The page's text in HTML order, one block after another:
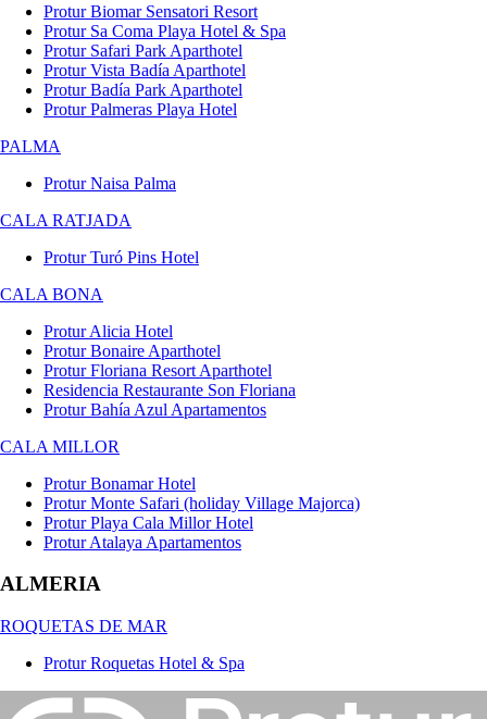
Protur Biomar Sensatori Resort
Protur Sa Coma Playa Hotel & Spa
Protur Safari Park Aparthotel
Protur Vista Badía Aparthotel
Protur Badía Park Aparthotel
Protur Palmeras Playa Hotel
PALMA
Protur Naisa Palma
CALA RATJADA
Protur Turó Pins Hotel
CALA BONA
Protur Alicia Hotel
Protur Bonaire Aparthotel
Protur Floriana Resort Aparthotel
Residencia Restaurante Son Floriana
Protur Bahía Azul Apartamentos
CALA MILLOR
Protur Bonamar Hotel
Protur Monte Safari (holiday Village Majorca)
Protur Playa Cala Millor Hotel
Protur Atalaya Apartamentos
ALMERIA
ROQUETAS DE MAR
Protur Roquetas Hotel & Spa